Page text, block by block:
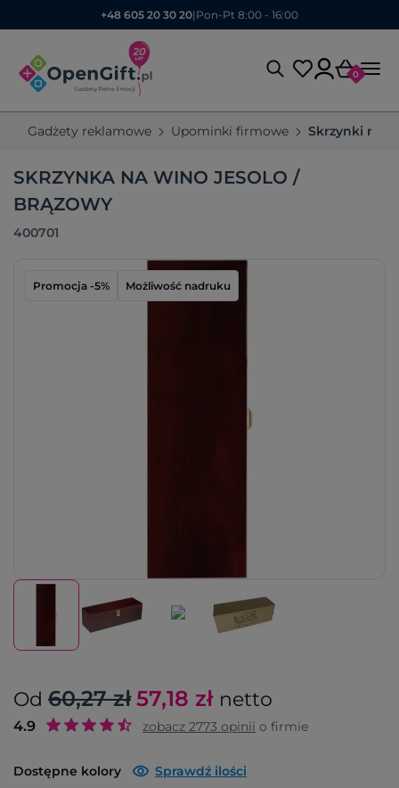
+48 605 20 30 20| Pon-Pt 8:00 - 16:00
0
Gadżety reklamowe Upominki firmowe Skrzynki na
SKRZYNKA NA WINO JESOLO /
BRĄZOWY
400701
Promocja -5% Możliwość nadruku
Od 60,27 zł 57,18 zł netto
4.9 zobacz 2773 opinii o firmie
Dostępne kolory Sprawdź ilości